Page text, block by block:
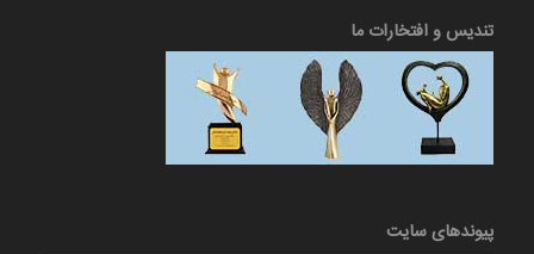
تندیس و افتخارات ما
پیوندهای سایت